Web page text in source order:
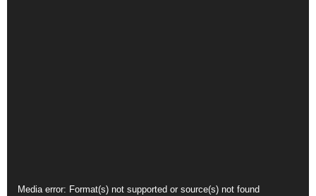
Media error: Format(s) not supported or source(s) not found